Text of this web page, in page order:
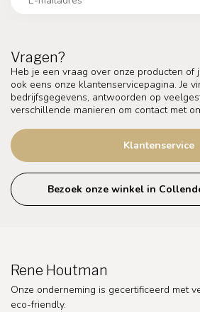
Vragen?
Heb je een vraag over onze producten of
ook eens onze klantenservicepagina. Je
bedrijfsgegevens, antwoorden op
verschillende manieren om contact met
Klantenservice
Bezoek onze winkel in
Rene Houtman
Onze onderneming is gecertificeerd met
eco-friendly.